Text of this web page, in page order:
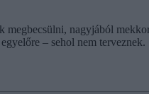
nagyjából
– sehol nem terveznek.